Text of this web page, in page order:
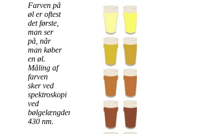
Farven på
øl er oftest
det første,
man ser
på, når
man køber
en øl.
Måling af
farven
sker ved
spektroskopi
ved
bølgelængden
430 nm.